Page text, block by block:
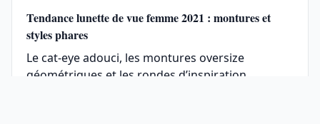
Tendance lunette de vue femme 2021 : montures et
styles phares
Le cat-eye adouci, les montures oversize
géométriques et les rondes d’inspiration